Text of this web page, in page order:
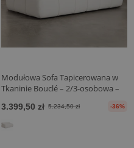
Modułowa Sofa Tapicerowana w
Tkaninie Bouclé – 2/3-osobowa –
3.399,50 zł 5.234,50 zł -36%